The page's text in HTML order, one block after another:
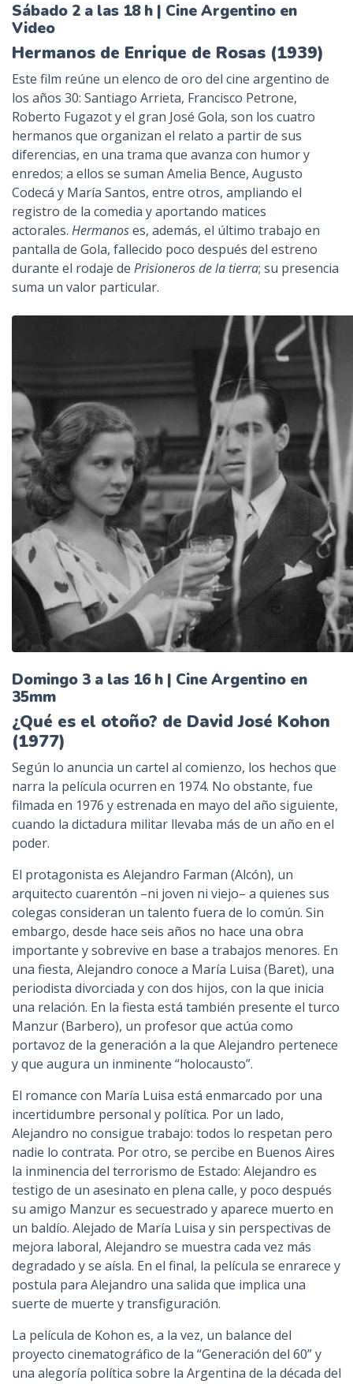
Sábado 2 a las 18 h | Cine Argentino en
Video
Hermanos de Enrique de Rosas (1939)
Este film reúne un elenco de oro del cine argentino de
los años 30: Santiago Arrieta, Francisco Petrone,
Roberto Fugazot y el gran José Gola, son los cuatro
hermanos que organizan el relato a partir de sus
diferencias, en una trama que avanza con humor y
enredos; a ellos se suman Amelia Bence, Augusto
Codecá y María Santos, entre otros, ampliando el
registro de la comedia y aportando matices
actorales. Hermanoses, además, el último trabajo en
pantalla de Gola, fallecido poco después del estreno
durante el rodaje de Prisioneros de la tierra; su presencia
suma un valor particular.
Domingo 3 a las 16 h | Cine Argentino en
35mm
¿Qué es el otoño? de David José Kohon
(1977)
Según lo anuncia un cartel al comienzo, los hechos que
narra la película ocurren en 1974. No obstante, fue
filmada en 1976 y estrenada en mayo del año siguiente,
cuando la dictadura militar llevaba más de un año en el
poder.
El protagonista es Alejandro Farman (Alcón), un
arquitecto cuarentón –ni joven ni viejo– a quienes sus
colegas consideran un talento fuera de lo común. Sin
embargo, desde hace seis años no hace una obra
importante y sobrevive en base a trabajos menores. En
una fiesta, Alejandro conoce a María Luisa (Baret), una
periodista divorciada y con dos hijos, con la que inicia
una relación. En la fiesta está también presente el turco
Manzur (Barbero), un profesor que actúa como
portavoz de la generación a la que Alejandro pertenece
y que augura un inminente “holocausto”.
El romance con María Luisa está enmarcado por una
incertidumbre personal y política. Por un lado,
Alejandro no consigue trabajo: todos lo respetan pero
nadie lo contrata. Por otro, se percibe en Buenos Aires
la inminencia del terrorismo de Estado: Alejandro es
testigo de un asesinato en plena calle, y poco después
su amigo Manzur es secuestrado y aparece muerto en
un baldío. Alejado de María Luisa y sin perspectivas de
mejora laboral, Alejandro se muestra cada vez más
degradado y se aísla. En el final, la película se enrarece y
postula para Alejandro una salida que implica una
suerte de muerte y transfiguración.
La película de Kohon es, a la vez, un balance del
proyecto cinematográfico de la “Generación del 60” y
una alegoría política sobre la Argentina de la década del